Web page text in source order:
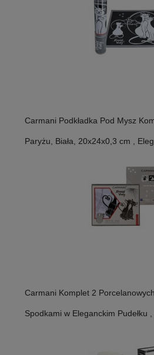
Carmani Podkładka Pod Mysz
Paryżu, Biała, 20x24x0,3 cm ,
Carmani Komplet 2
Spodkami w Eleganckim Pudełku